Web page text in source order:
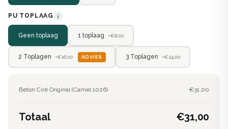
PU TOPLAAG i
Geen toplaag 1 toplaag +€8,00
2 Toplagen +€16,00 ADVIES 3 Toplagen +€24,00
Beton Ciré Original (Camel 1026) €31,00
Totaal €31,00